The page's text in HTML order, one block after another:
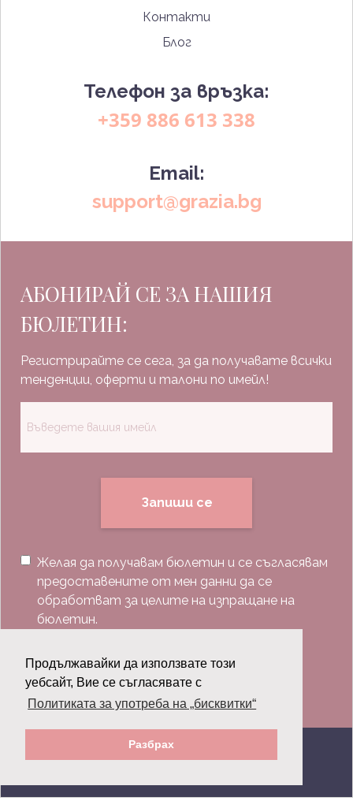
Продължавайки да използвате този
уебсайт, Вие се съгласявате с
Политиката за употреба на „бисквитки“
Разбрах
Контакти
Блог
Телефон за връзка:
+359 886 613 338
Email:
support@grazia.bg
АБОНИРАЙ СЕ ЗА НАШИЯ
БЮЛЕТИН:
Регистрирайте се сега, за да получавате всички
тенденции, оферти и талони по имейл!
Запиши се
Желая да получавам бюлетин и се съгласявам
предоставените от мен данни да се
обработват за целите на изпращане на
бюлетин.
Последвай ни:
© 2026 Grazia.bg - Всички права запазени